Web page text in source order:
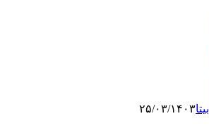
بیتا۲۵/۰۳/۱۴۰۳